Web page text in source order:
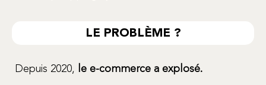
LE PROBLÈME ?
Depuis 2020, le e-commerce a explosé.